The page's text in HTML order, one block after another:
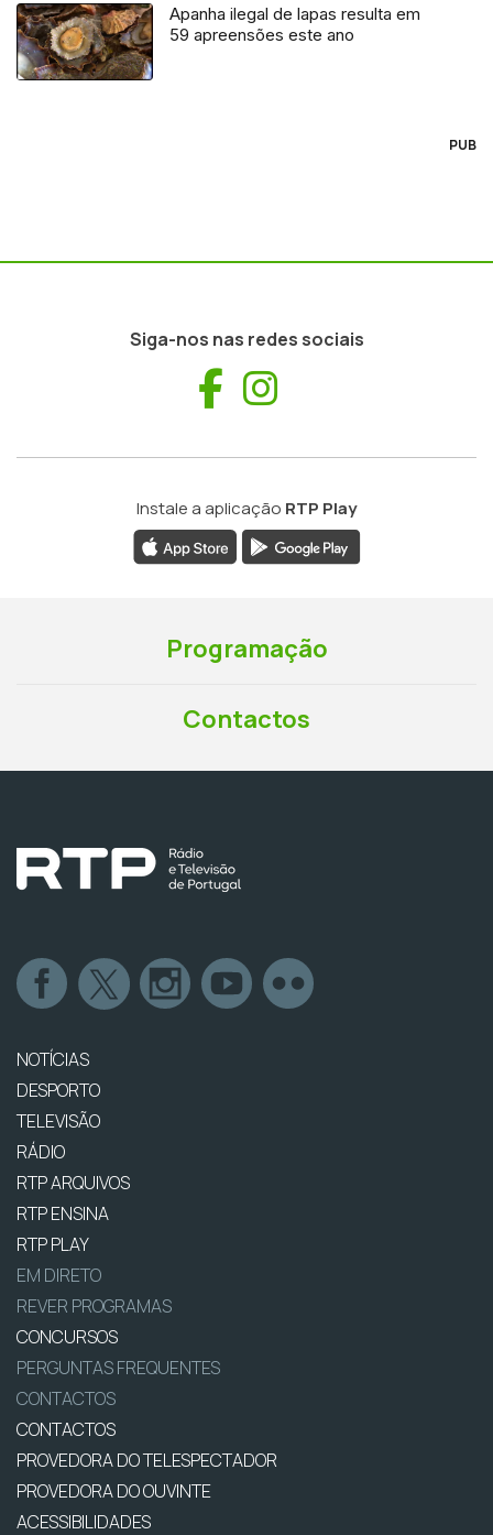
Apanha ilegal de lapas resulta em
59 apreensões este ano
PUB
Siga-nos nas redes sociais
Facebook
Instale a aplicação RTP Play
Programação
Contactos
NOTÍCIAS
DESPORTO
TELEVISÃO
RÁDIO
RTP ARQUIVOS
RTP ENSINA
RTP PLAY
EM DIRETO
REVER PROGRAMAS
CONCURSOS
PERGUNTAS FREQUENTES
CONTACTOS
CONTACTOS
PROVEDORA DO TELESPECTADOR
PROVEDORA DO OUVINTE
ACESSIBILIDADES